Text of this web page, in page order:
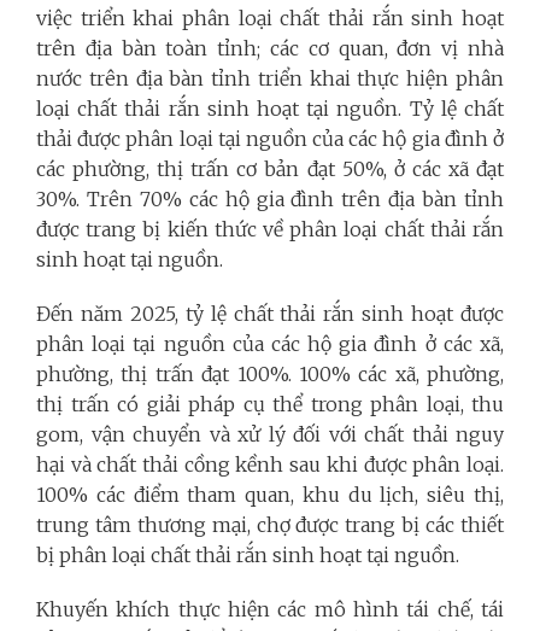
việc triển khai phân loại chất thải rắn sinh hoạt
trên địa bàn toàn tỉnh; các cơ quan, đơn vị nhà
nước trên địa bàn tỉnh triển khai thực hiện phân
loại chất thải rắn sinh hoạt tại nguồn. Tỷ lệ chất
thải được phân loại tại nguồn của các hộ gia đình ở
các phường, thị trấn cơ bản đạt 50%, ở các xã đạt
30%. Trên 70% các hộ gia đình trên địa bàn tỉnh
được trang bị kiến thức về phân loại chất thải rắn
sinh hoạt tại nguồn.
Đến năm 2025, tỷ lệ chất thải rắn sinh hoạt được
phân loại tại nguồn của các hộ gia đình ở các xã,
phường, thị trấn đạt 100%. 100% các xã, phường,
thị trấn có giải pháp cụ thể trong phân loại, thu
gom, vận chuyển và xử lý đối với chất thải nguy
hại và chất thải cồng kềnh sau khi được phân loại.
100% các điểm tham quan, khu du lịch, siêu thị,
trung tâm thương mại, chợ được trang bị các thiết
bị phân loại chất thải rắn sinh hoạt tại nguồn.
Khuyến khích thực hiện các mô hình tái chế, tái